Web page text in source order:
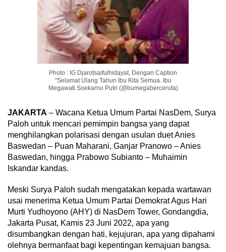
Photo : IG Djarotsaifulhidayat, Dengan Caption
“Selamat Ulang Tahun Ibu Kita Semua. Ibu
Megawati Soekarno Putri (@bumegaberceruta)
JAKARTA – Wacana Ketua Umum Partai NasDem, Surya
Paloh untuk mencari pemimpin bangsa yang dapat
menghilangkan polarisasi dengan usulan duet Anies
Baswedan – Puan Maharani, Ganjar Pranowo – Anies
Baswedan, hingga Prabowo Subianto – Muhaimin
Iskandar kandas.
Meski Surya Paloh sudah mengatakan kepada wartawan
usai menerima Ketua Umum Partai Demokrat Agus Hari
Murti Yudhoyono (AHY) di NasDem Tower, Gondangdia,
Jakarta Pusat, Kamis 23 Juni 2022, apa yang
disumbangkan dengan hati, kejujuran, apa yang dipahami
olehnya bermanfaat bagi kepentingan kemajuan bangsa.